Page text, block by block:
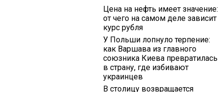
Цена на нефть имеет значение:
от чего на самом деле зависит
курс рубля
У Польши лопнуло терпение:
как Варшава из главного
союзника Киева превратилась
в страну, где избивают
украинцев
В столицу возвращается